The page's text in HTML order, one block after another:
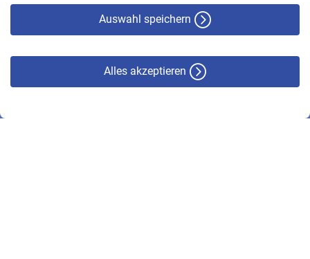
Auswahl speichern
Alles akzeptieren
© VBL 2026